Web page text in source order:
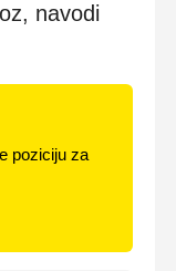
navodi
poziciju za